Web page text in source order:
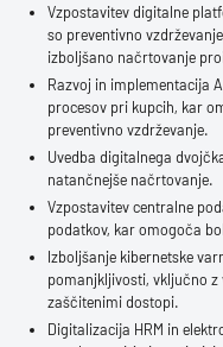
Vzpostavitev digitalne
so preventivno
izboljšano načrtovanje
Razvoj in implementacija
procesov pri kupcih, kar
preventivno vzdrževanje.
Uvedba digitalnega
natančnejše načrtovanje.
Vzpostavitev centralne
podatkov, kar omogoča
Izboljšanje kibernetske
pomanjkljivosti, vključno
zaščitenimi dostopi.
Digitalizacija HRM in